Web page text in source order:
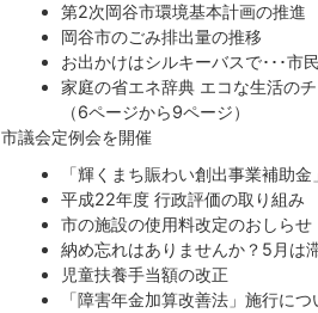
第2次岡谷市環境基本計画の推進
岡谷市のごみ排出量の推移
お出かけはシルキーバスで･･･市
家庭の省エネ辞典 エコな生活の
​​​​​​​（6ページから9ページ）
市議会定例会を開催
「輝くまち賑わい創出事業補助
平成22年度 行政評価の取り組み
市の施設の使用料改定のおしらせ
納め忘れはありませんか？5月は
児童扶養手当額の改正
「障害年金加算改善法」施行につ